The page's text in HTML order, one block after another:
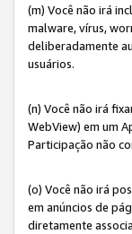
(m) Você não irá
malware, vírus,
deliberadamente
usuários.
(n) Você não irá
WebView) em um
Participação não
(o) Você não irá
em anúncios de
diretamente